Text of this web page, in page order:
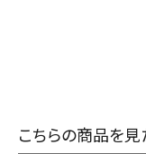
こちらの商品を